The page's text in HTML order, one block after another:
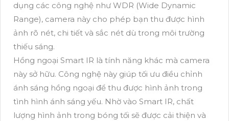
dụng các công nghệ như WDR (Wide Dynamic
Range), camera này cho phép bạn thu được hình
ảnh rõ nét, chi tiết và sắc nét dù trong môi trường
thiếu sáng.
Hồng ngoại Smart IR là tính năng khác mà camera
này sở hữu. Công nghệ này giúp tối ưu điều chỉnh
ánh sáng hồng ngoại để thu được hình ảnh trong
tình hình ánh sáng yếu. Nhờ vào Smart IR, chất
lượng hình ảnh trong bóng tối sẽ được cải thiện và